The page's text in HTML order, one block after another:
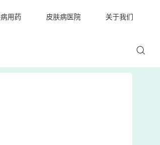
用药 皮肤病医院 关于我们